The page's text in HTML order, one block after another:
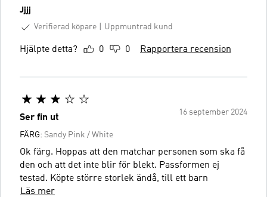
Jjjj
Verifierad köpare
Uppmuntrad kund
Hjälpte detta? 0 0 Rapportera recension
16 september 2024
Ser fin ut
FÄRG: Sandy Pink / White
Ok färg. Hoppas att den matchar personen som ska få
den och att det inte blir för blekt. Passformen ej
testad. Köpte större storlek ändå, till ett barn
Läs mer